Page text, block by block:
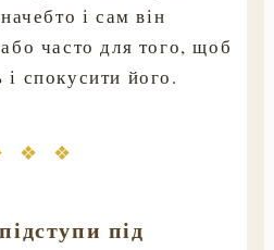
і сам він
часто для того, щоб
спокусити його.
❖ ❖
під